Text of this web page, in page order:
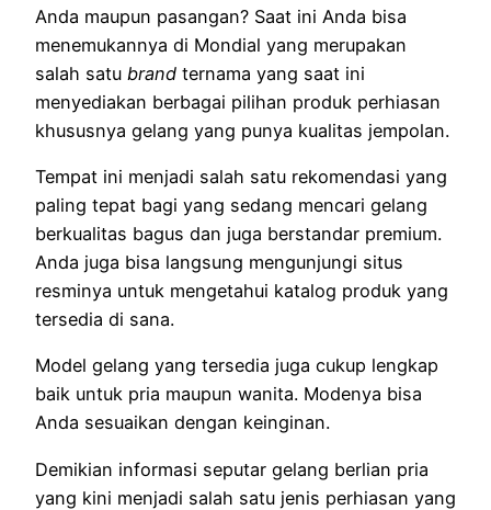
Anda maupun pasangan? Saat ini Anda bisa
menemukannya di Mondial yang merupakan
salah satu brand ternama yang saat ini
menyediakan berbagai pilihan produk perhiasan
khususnya gelang yang punya kualitas jempolan.
Tempat ini menjadi salah satu rekomendasi yang
paling tepat bagi yang sedang mencari gelang
berkualitas bagus dan juga berstandar premium.
Anda juga bisa langsung mengunjungi situs
resminya untuk mengetahui katalog produk yang
tersedia di sana.
Model gelang yang tersedia juga cukup lengkap
baik untuk pria maupun wanita. Modenya bisa
Anda sesuaikan dengan keinginan.
Demikian informasi seputar gelang berlian pria
yang kini menjadi salah satu jenis perhiasan yang